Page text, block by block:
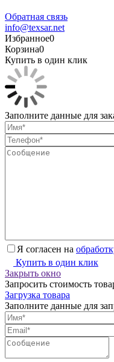
Обратная связь
info@texsar.net
Избранное0
Корзина0
Купить в один клик
Заполните данные для
Я согласен на
Купить в один клик
Закрыть окно
Запросить стоимость
Загрузка товара
Заполните данные для